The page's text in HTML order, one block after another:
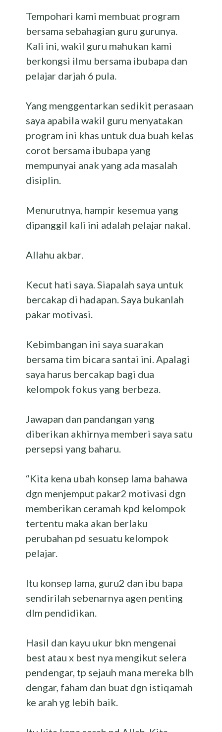
Tempohari kami membuat program
bersama sebahagian guru gurunya.
Kali ini, wakil guru mahukan kami
berkongsi ilmu bersama ibubapa dan
pelajar darjah 6 pula.
Yang menggentarkan sedikit perasaan
saya apabila wakil guru menyatakan
program ini khas untuk dua buah kelas
corot bersama ibubapa yang
mempunyai anak yang ada masalah
disiplin.
Menurutnya, hampir kesemua yang
dipanggil kali ini adalah pelajar nakal.
Allahu akbar.
Kecut hati saya. Siapalah saya untuk
bercakap di hadapan. Saya bukanlah
pakar motivasi.
Kebimbangan ini saya suarakan
bersama tim bicara santai ini. Apalagi
saya harus bercakap bagi dua
kelompok fokus yang berbeza.
Jawapan dan pandangan yang
diberikan akhirnya memberi saya satu
persepsi yang baharu.
“Kita kena ubah konsep lama bahawa
dgn menjemput pakar2 motivasi dgn
memberikan ceramah kpd kelompok
tertentu maka akan berlaku
perubahan pd sesuatu kelompok
pelajar.
Itu konsep lama, guru2 dan ibu bapa
sendirilah sebenarnya agen penting
dlm pendidikan.
Hasil dan kayu ukur bkn mengenai
best atau x best nya mengikut selera
pendengar, tp sejauh mana mereka blh
dengar, faham dan buat dgn istiqamah
ke arah yg lebih baik.